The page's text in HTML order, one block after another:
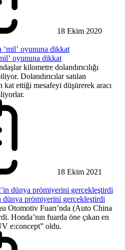
18 Ekim 2020
oyununa dikkat
kilometre dolandırıcılığı
Dolandırıcılar satılan
ettiği mesafeyi düşürerek aracı
18 Ekim 2021
prömiyerini gerçekleştirdi
Otomotiv Fuarı’nda (Auto China
Honda’nın fuarda öne çıkan en
e:concept” oldu.